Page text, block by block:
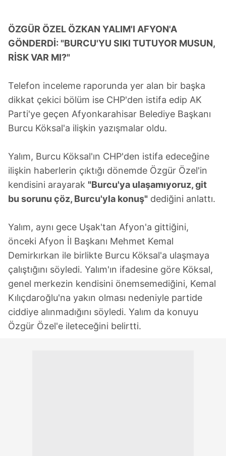
ÖZGÜR ÖZEL ÖZKAN YALIM'I AFYON'A
GÖNDERDİ: "BURCU'YU SIKI TUTUYOR MUSUN,
RİSK VAR MI?"
Telefon inceleme raporunda yer alan bir başka
dikkat çekici bölüm ise CHP'den istifa edip AK
Parti'ye geçen Afyonkarahisar Belediye Başkanı
Burcu Köksal'a ilişkin yazışmalar oldu.
Yalım, Burcu Köksal'ın CHP'den istifa edeceğine
ilişkin haberlerin çıktığı dönemde Özgür Özel'in
kendisini arayarak "Burcu'ya ulaşamıyoruz, git
bu sorunu çöz, Burcu'yla konuş" dediğini anlattı.
Yalım, aynı gece Uşak'tan Afyon'a gittiğini,
önceki Afyon İl Başkanı Mehmet Kemal
Demirkırkan ile birlikte Burcu Köksal'a ulaşmaya
çalıştığını söyledi. Yalım'ın ifadesine göre Köksal,
genel merkezin kendisini önemsemediğini, Kemal
Kılıçdaroğlu'na yakın olması nedeniyle partide
ciddiye alınmadığını söyledi. Yalım da konuyu
Özgür Özel'e ileteceğini belirtti.